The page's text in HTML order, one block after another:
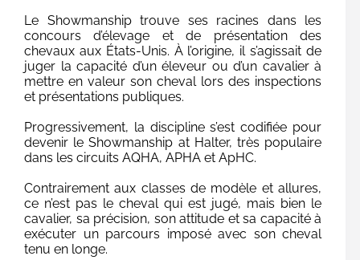
Le Showmanship trouve ses racines dans les
concours d’élevage et de présentation des
chevaux aux États-Unis. À l’origine, il s’agissait de
juger la capacité d’un éleveur ou d’un cavalier à
mettre en valeur son cheval lors des inspections
et présentations publiques.
Progressivement, la discipline s’est codifiée pour
devenir le Showmanship at Halter, très populaire
dans les circuits AQHA, APHA et ApHC.
Contrairement aux classes de modèle et allures,
ce n’est pas le cheval qui est jugé, mais bien le
cavalier, sa précision, son attitude et sa capacité à
exécuter un parcours imposé avec son cheval
tenu en longe.